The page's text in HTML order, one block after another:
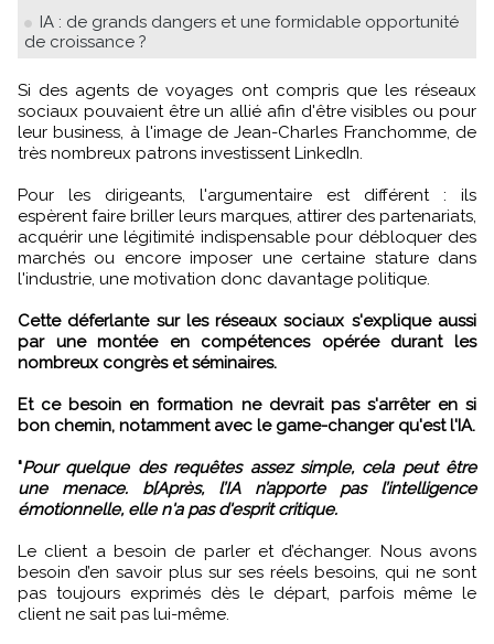
IA : de grands dangers et une formidable opportunité
de croissance ?
Si des agents de voyages ont compris que les réseaux
sociaux pouvaient être un allié afin d'être visibles ou pour
leur business, à l'image de Jean-Charles Franchomme, de
très nombreux patrons investissent LinkedIn.
Pour les dirigeants, l'argumentaire est différent : ils
espèrent faire briller leurs marques, attirer des partenariats,
acquérir une légitimité indispensable pour débloquer des
marchés ou encore imposer une certaine stature dans
l'industrie, une motivation donc davantage politique.
Cette déferlante sur les réseaux sociaux s'explique aussi
par une montée en compétences opérée durant les
nombreux congrès et séminaires.
Et ce besoin en formation ne devrait pas s'arrêter en si
bon chemin, notamment avec le game-changer qu'est l'IA.
"Pour quelque des requêtes assez simple, cela peut être
une menace. b[Après, l’IA n’apporte pas l’intelligence
émotionnelle, elle n'a pas d'esprit critique.
Le client a besoin de parler et d’échanger. Nous avons
besoin d’en savoir plus sur ses réels besoins, qui ne sont
pas toujours exprimés dès le départ, parfois même le
client ne sait pas lui-même.